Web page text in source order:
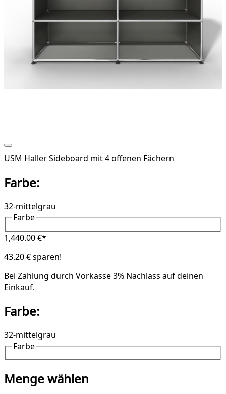
USM Haller Sideboard mit 4 offenen Fächern
Farbe:
32-mittelgrau
Farbe
1,440.00 €*
43.20 € sparen!
Bei Zahlung durch Vorkasse3% Nachlass auf deinen
Einkauf.
Farbe:
32-mittelgrau
Farbe
Menge wählen